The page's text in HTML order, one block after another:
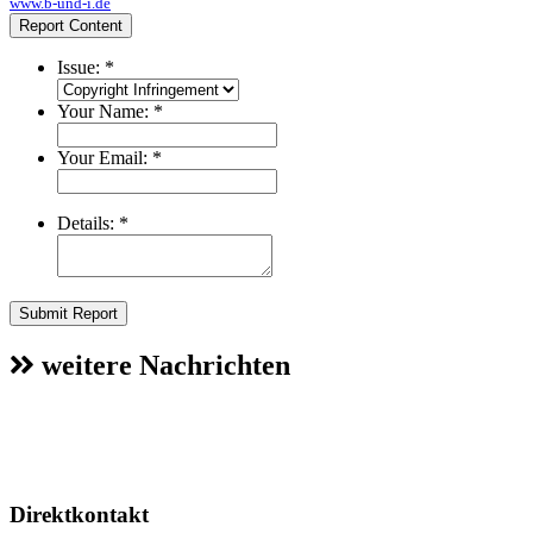
Report Content
Issue: *
Your Name: *
Your Email: *
Details: *
Submit Report
weitere Nachrichten
Direktkontakt